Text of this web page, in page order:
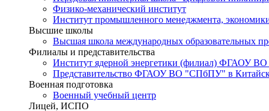
Физико-механический институт
Институт промышленного менеджмента,
Высшие школы
Высшая школа международных образовательных
Филиалы и представительства
Институт ядерной энергетики (филиал) ФГАОУ
Представительство ФГАОУ ВО "СПбПУ" в
Военная подготовка
Военный учебный центр
Лицей, ИСПО